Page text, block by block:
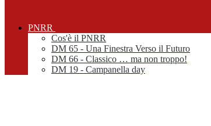
PNRR
Cos'è il PNRR
DM 65 - Una Finestra Verso il Futuro
DM 66 - Classico … ma non troppo!
DM 19 - Campanella day